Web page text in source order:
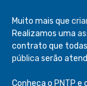
Muito mais que
Realizamos uma
contrato que
pública serão
Conheça o PNTP e